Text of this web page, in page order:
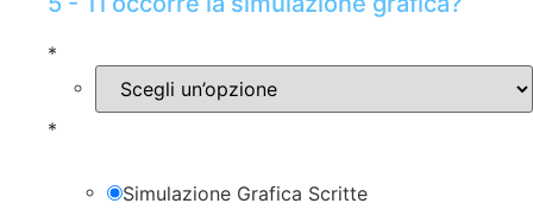
*
*
Simulazione Grafica Scritte